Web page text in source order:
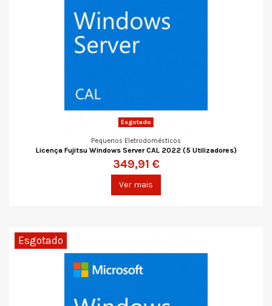
Esgotado
Pequenos Eletrodomésticos
Licença Fujitsu Windows Server CAL 2022 (5 Utilizadores)
349,91 €
Ver mais
Esgotado